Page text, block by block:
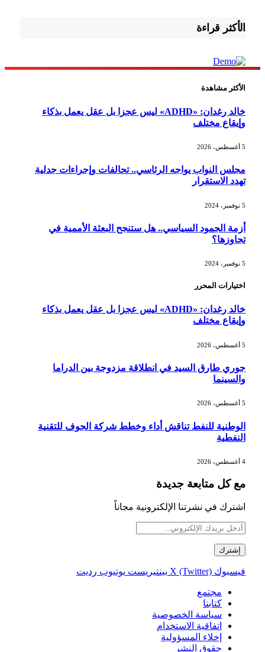
الأكثر قراءة
الأكثر مشاهدة
خالد رغدان: «ADHD» ليس عجزا بل عقل يعمل بذكاء
وإيقاع مختلف
مجلس النواب يواجه الرئاسي.. تحالفات وإجراءات جدلية
تهدد الاستقرار
أزمة الجمود السياسي.. هل ستنجح البعثة الأممية في
تجاوزها؟
اختيارات المحرر
خالد رغدان: «ADHD» ليس عجزا بل عقل يعمل بذكاء
وإيقاع مختلف
جوري طارق السيد في انطلاقة مزدوجة بين الدراما
والسينما
الوطنية للنفط تناقش أداء وخطط شركة الجوف للتقنية
النفطية
مع كل متابعة جديدة
اشترك في نشرتنا الإلكترونية مجاناً
فيسبوك X (Twitter) بينتيريست يوتيوب رديت
مجتمع
كتابنا
سياسة الخصوصية
اتفاقية الاستخدام
إخلاء المسؤولية
حقوق النشر